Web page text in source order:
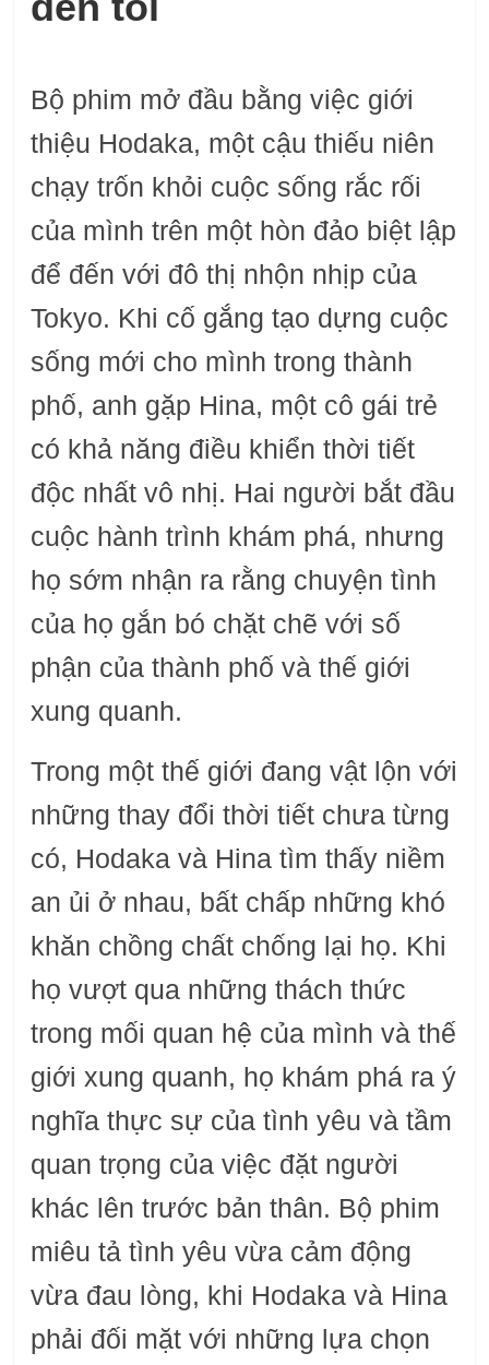
Bộ phim mở đầu bằng việc giới
thiệu Hodaka, một cậu thiếu niên
chạy trốn khỏi cuộc sống rắc rối
của mình trên một hòn đảo biệt lập
để đến với đô thị nhộn nhịp của
Tokyo. Khi cố gắng tạo dựng cuộc
sống mới cho mình trong thành
phố, anh gặp Hina, một cô gái trẻ
có khả năng điều khiển thời tiết
độc nhất vô nhị. Hai người bắt đầu
cuộc hành trình khám phá, nhưng
họ sớm nhận ra rằng chuyện tình
của họ gắn bó chặt chẽ với số
phận của thành phố và thế giới
xung quanh.
Trong một thế giới đang vật lộn với
những thay đổi thời tiết chưa từng
có, Hodaka và Hina tìm thấy niềm
an ủi ở nhau, bất chấp những khó
khăn chồng chất chống lại họ. Khi
họ vượt qua những thách thức
trong mối quan hệ của mình và thế
giới xung quanh, họ khám phá ra ý
nghĩa thực sự của tình yêu và tầm
quan trọng của việc đặt người
khác lên trước bản thân. Bộ phim
miêu tả tình yêu vừa cảm động
vừa đau lòng, khi Hodaka và Hina
phải đối mặt với những lựa chọn